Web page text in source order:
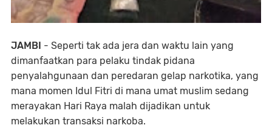
JAMBI - Seperti tak ada jera dan waktu lain yang
dimanfaatkan para pelaku tindak pidana
penyalahgunaan dan peredaran gelap narkotika, yang
mana momen Idul Fitri di mana umat muslim sedang
merayakan Hari Raya malah dijadikan untuk
melakukan transaksi narkoba.